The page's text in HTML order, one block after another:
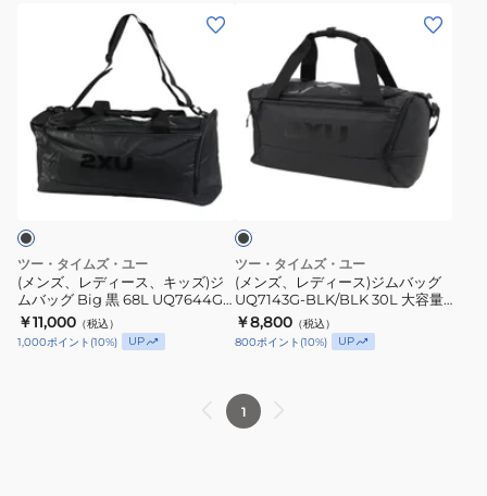
デ
ス、
キ
ッ
ズ)
ジ
ム
ツー・タイムズ・ユー
(メンズ、レディース、キッズ)ジ
ムバッグ Big 黒 68L UQ7644G-
BLK/BLK ボストンバッグ 大容量
ダッフルバッグ 旅行バッグ
￥11,000 （税込）
1,000ポイント (10%) UP
レ
デ
ジ
ム
バ
ッ
グ
30L
大
ッ
ツー・タイムズ・ユー
(メンズ、レディース)ジムバッグ
UQ7143G-BLK/BLK 30L 大容量
ブラック
￥8,800 （税込）
800ポイント (10%) UP
1